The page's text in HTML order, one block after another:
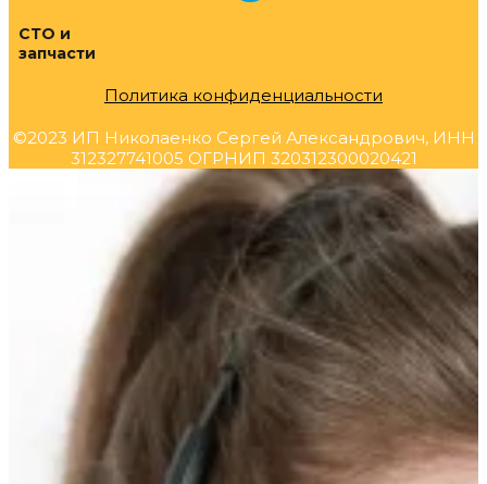
СТО и
запчасти
Политика конфиденциальности
©2023 ИП Николаенко Сергей Александрович, ИНН
312327741005 ОГРНИП 320312300020421